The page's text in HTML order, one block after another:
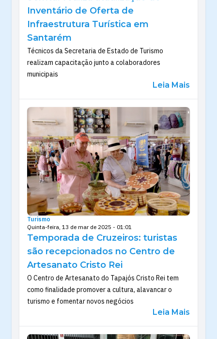
Inventário de Oferta de
Infraestrutura Turística em
Santarém
Técnicos da Secretaria de Estado de Turismo
realizam capacitação junto a colaboradores
municipais
Leia Mais
Turismo
Quinta-feira, 13 de mar de 2025 - 01:01
Temporada de Cruzeiros: turistas
são recepcionados no Centro de
Artesanato Cristo Rei
O Centro de Artesanato do Tapajós Cristo Rei tem
como finalidade promover a cultura, alavancar o
turismo e fomentar novos negócios
Leia Mais